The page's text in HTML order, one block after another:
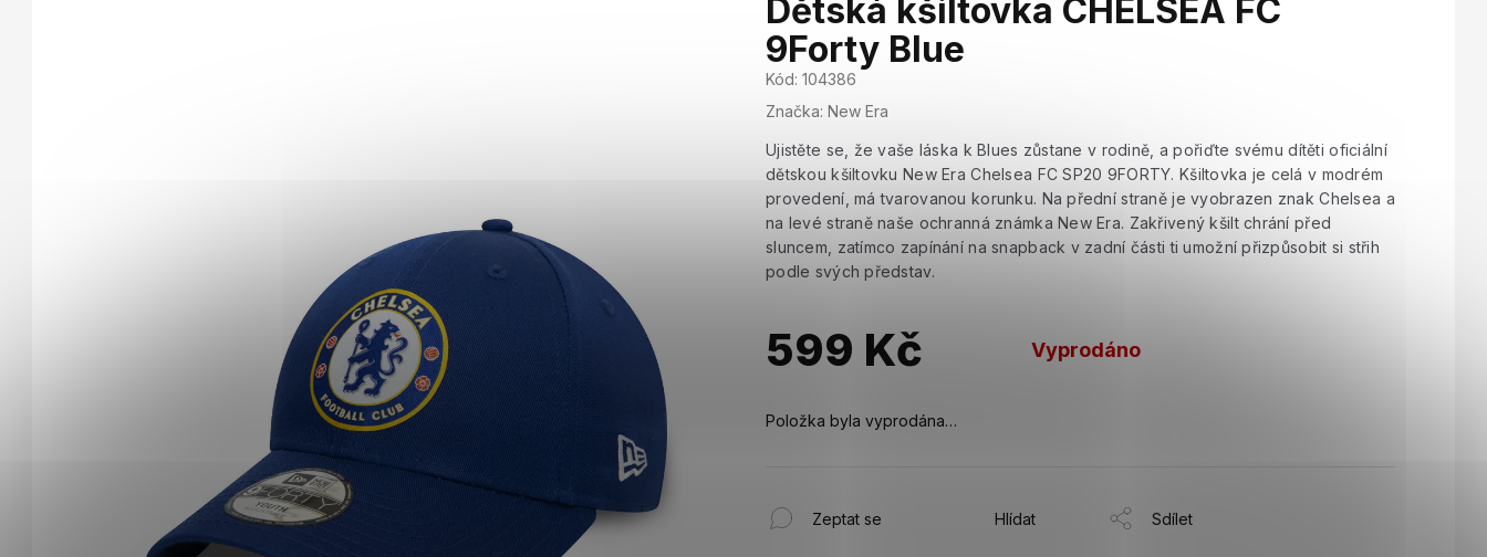
Dětská kšiltovka CHELSEA FC
9Forty Blue
Kód: 104386
Značka: New Era
Ujistěte se, že vaše láska k Blues zůstane v rodině, a pořiďte svému dítěti oficiální
dětskou kšiltovku New Era Chelsea FC SP20 9FORTY. Kšiltovka je celá v modrém
provedení, má tvarovanou korunku. Na přední straně je vyobrazen znak Chelsea a
na levé straně naše ochranná známka New Era. Zakřivený kšilt chrání před
sluncem, zatímco zapínání na snapback v zadní části ti umožní přizpůsobit si střih
podle svých představ.
599 Kč
cena:
Vyprodáno
Položka byla vyprodána…
Zeptat se Hlídat Sdílet